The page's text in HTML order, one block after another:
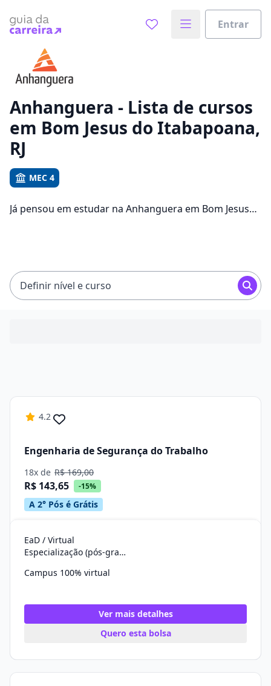
Entrar
Vamos te guiar no caminho ideal para seus estudos
Anhanguera - Lista de cursos
em Bom Jesus do Itabapoana,
RJ
MEC 4
Já pensou em estudar na Anhanguera em Bom Jesus
e R$ 194,65.
Definir nível e curso
4.2
Engenharia de Segurança do Trabalho
18x de R$ 169,00
R$ 143,65 -15%
A 2° Pós é Grátis
EaD / Virtual
Especialização (pós-graduação)
Campus 100% virtual
Ver mais detalhes
Quero esta bolsa